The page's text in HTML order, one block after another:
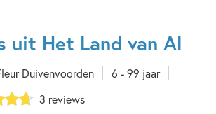
uit Het Land van Al
Duivenvoorden 6 - 99 jaar
3 reviews